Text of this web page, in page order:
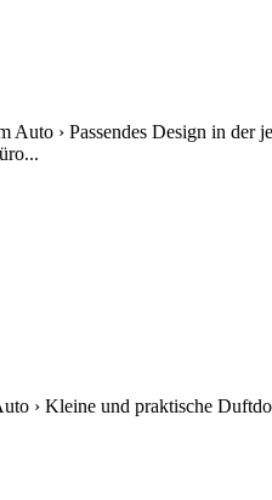
Auto › Passendes Design in der
› Kleine und praktische